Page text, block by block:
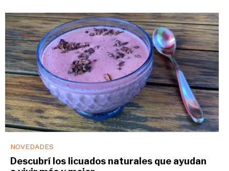
NOVEDADES
Descubrí los licuados naturales que ayudan